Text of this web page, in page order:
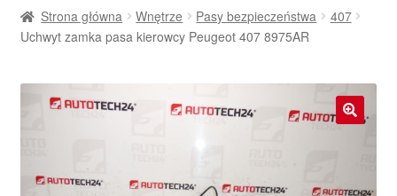
Dostawa
Moje konto
Strona główna Wnętrze Pasy bezpieczeństwa
407
Uchwyt zamka pasa kierowcy Peugeot 407 8975AR